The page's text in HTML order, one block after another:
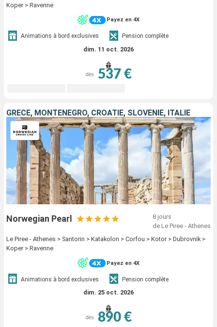
Koper > Ravenne
Payez en 4X
Animations à bord exclusives Pension complète
dim. 11 oct. 2026
dès 537 €
GRÈCE, MONTÉNÉGRO, CROATIE, SLOVÉNIE, ITALIE
Norwegian Pearl
8 jours
de Le Piree - Athenes
Le Piree - Athenes > Santorin > Katakolon > Corfou > Kotor > Dubrovnik >
Koper > Ravenne
Payez en 4X
Animations à bord exclusives Pension complète
dim. 25 oct. 2026
dès 890 €